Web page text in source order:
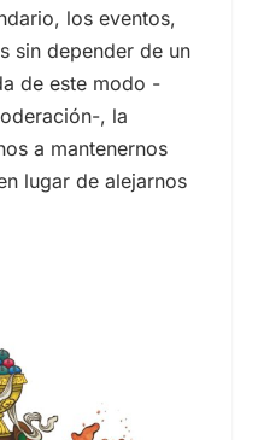
los eventos,
sin depender de un
de este modo -
, la
a mantenernos
lugar de alejarnos